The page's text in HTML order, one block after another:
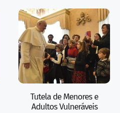
Tutela de Menores e
Adultos Vulneráveis